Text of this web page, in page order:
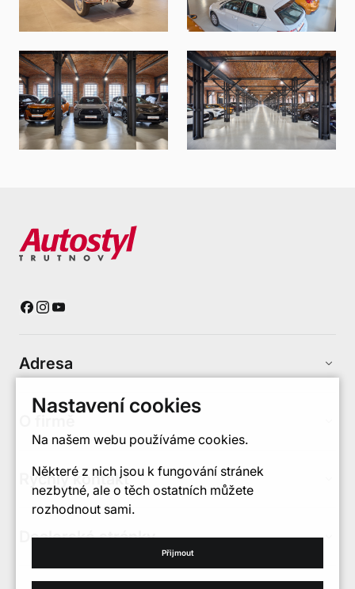
Adresa keyboard_arrow_up
Rychlý kontakt
Dealerské stránky keyboard_arrow_up
Nastavení cookies
Na našem webu používáme cookies.
Některé z nich jsou k fungování stránek
nezbytné, ale o těch ostatních můžete
rozhodnout sami.
Přijmout